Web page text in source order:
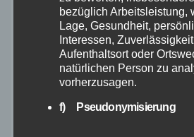
Juli 2025
Juni 2025
bezüglich Arbeitsleistung,
Lage, Gesundheit,
Interessen,
Aufenthaltsort oder
natürlichen Person zu
vorherzusagen.
f) Pseudonymisierung